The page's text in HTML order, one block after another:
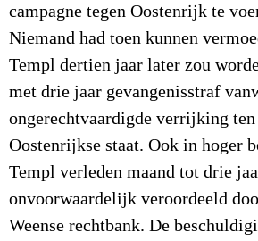
campagne tegen Oostenrijk te
Niemand had toen kunnen
Templ dertien jaar later zou
met drie jaar gevangenisstraf
ongerechtvaardigde verrijking ten
Oostenrijkse staat. Ook in hoger
Templ verleden maand tot drie
onvoorwaardelijk veroordeeld
Weense rechtbank. De